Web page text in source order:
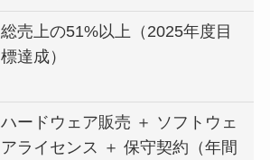
総売上の51%以上（2025年度目
標達成）
ハードウェア販売 ＋ ソフトウェ
アライセンス ＋ 保守契約（年間